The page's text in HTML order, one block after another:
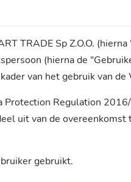
TRADE Sp Z.O.O.
(hierna de
van het gebruik van de
Regulation
uit van de
gebruikt.